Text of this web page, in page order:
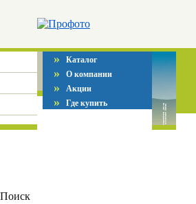
» Каталог
» О компании
» Акции
» Где купить
Поиск